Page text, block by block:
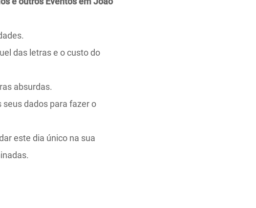
das letras e o custo do
absurdas.
dados para fazer o
este dia único na sua